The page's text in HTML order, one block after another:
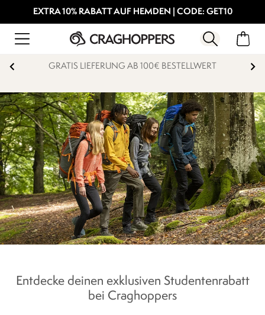
EXTRA 10% RABATT AUF HEMDEN | CODE: GET10
GRATIS LIEFERUNG AB 100€ BESTELLWERT
Entdecke deinen exklusiven Studentenrabatt
bei Craghoppers